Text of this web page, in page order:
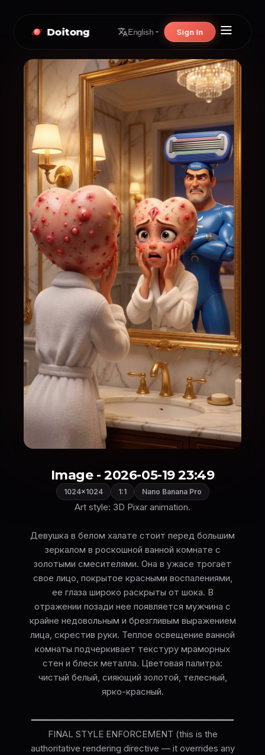
Doitong English Sign In
Image - 2026-05-19 23:49
1024×1024 1:1 Nano Banana Pro
Art style: 3D Pixar animation.
Девушка в белом халате стоит перед большим
зеркалом в роскошной ванной комнате с
золотыми смесителями. Она в ужасе трогает
свое лицо, покрытое красными воспалениями,
ее глаза широко раскрыты от шока. В
отражении позади нее появляется мужчина с
крайне недовольным и брезгливым выражением
лица, скрестив руки. Теплое освещение ванной
комнаты подчеркивает текстуру мраморных
стен и блеск металла. Цветовая палитра:
чистый белый, сияющий золотой, телесный,
ярко-красный.
━━━━━━━━━━━━━━━━━━━━━━━━━━━━━━━━━━━━━━
FINAL STYLE ENFORCEMENT (this is the
authoritative rendering directive — it overrides any